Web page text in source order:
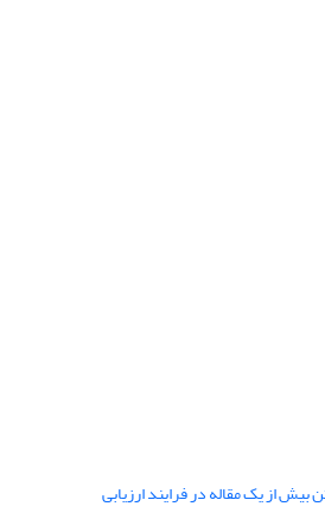
از یک مقاله در فرایند ارزیابی